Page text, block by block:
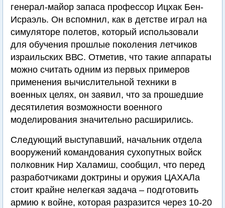
генерал-майор запаса профессор Ицхак Бен-
Исраэль. Он вспомнил, как в детстве играл на
симуляторе полетов, который использовали
для обучения прошлые поколения летчиков
израильских ВВС. Отметив, что такие аппараты
можно считать одним из первых примеров
применения вычислительной техники в
военных целях, он заявил, что за прошедшие
десятилетия возможности военного
моделирования значительно расширились.
Следующий выступавший, начальник отдела
вооружений командования сухопутных войск
полковник Нир Халамиш, сообщил, что перед
разработчиками доктрины и оружия ЦАХАЛа
стоит крайне нелегкая задача – подготовить
армию к войне, которая разразится через 10-20